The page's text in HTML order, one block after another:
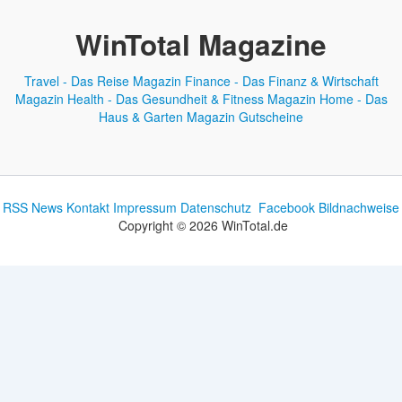
WinTotal Magazine
Travel - Das Reise Magazin Finance - Das Finanz & Wirtschaft
Magazin Health - Das Gesundheit & Fitness Magazin Home - Das
Haus & Garten Magazin Gutscheine
RSS News Kontakt Impressum Datenschutz Facebook Bildnachweise
Copyright © 2026 WinTotal.de